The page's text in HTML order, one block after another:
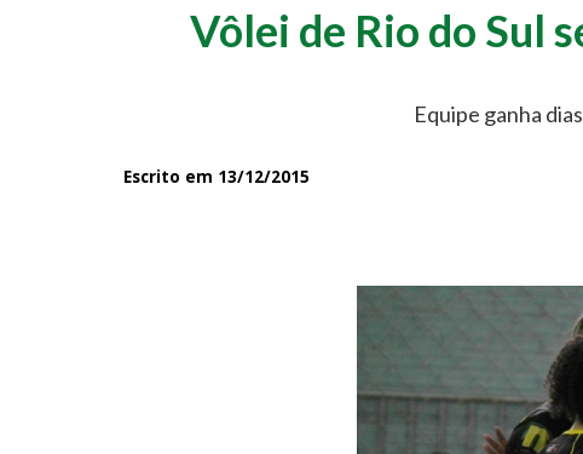
Vôlei de Rio do Sul
Equipe ganha
Escrito em 13/12/2015